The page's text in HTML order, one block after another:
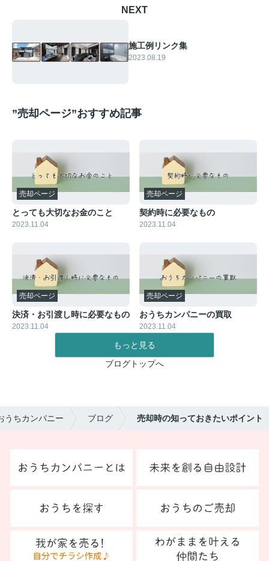
NEXT
施工例リンク集
2023.08.19
”売却ページ”おすすめ記事
売却ページ
とっても大切なお金のこと
2023.11.04
売却ページ
契約時に必要なもの
2023.11.04
売却ページ
決済・お引渡し時に必要なもの
2023.11.04
売却ページ
おうちカンパニーの買取
2023.11.04
もっと見る
ブログトップへ
うちカンパニー ブログ 売却時の知っておきたいポイント